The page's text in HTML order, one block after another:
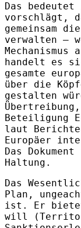
Das
vorschlägt,
gemeinsam
verwalten –
handelt es
gesamte
über die
gestalten
Beteiligung
laut
Europäer
Das
Haltung.
Das
Plan,
ist. Er bietet
will